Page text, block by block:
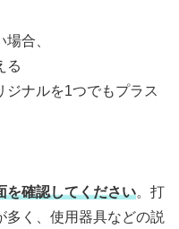
合、
る
ジナルを1つでもプラス
を確認してください。打
多く、使用器具などの説